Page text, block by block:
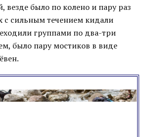
везде было по колено и пару раз
с сильным течением кидали
группами по два-три
было пару мостиков в виде